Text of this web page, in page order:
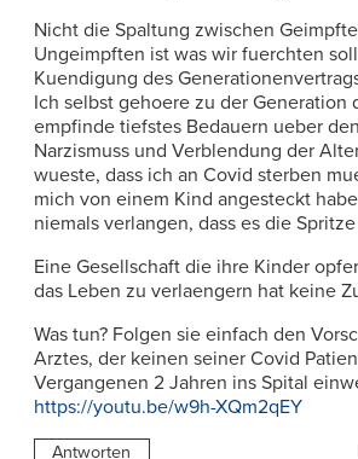
Nicht die Spaltung zwischen
Ungeimpften ist was wir fuerchten
Kuendigung des
Ich selbst gehoere zu der Generation
empfinde tiefstes Bedauern ueber
Narzismuss und Verblendung der
wueste, dass ich an Covid sterben
mich von einem Kind angesteckt
niemals verlangen, dass es die
Eine Gesellschaft die ihre Kinder
das Leben zu verlaengern hat keine
Was tun? Folgen sie einfach den
Arztes, der keinen seiner Covid
Vergangenen 2 Jahren ins Spital
https://youtu.be/w9h-XQm2qEY
Antworten